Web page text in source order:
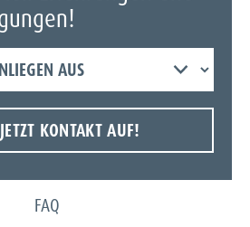
KONTAKT AUF!
FAQ